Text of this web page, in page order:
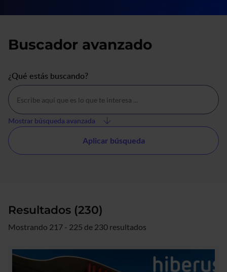
Buscador avanzado
¿Qué estás buscando?
Mostrar búsqueda avanzada
Resultados (230)
Mostrando 217 - 225 de 230 resultados